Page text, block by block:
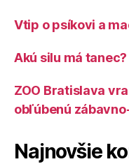
Vtip o psíkovi a
Akú silu má tanec?
ZOO Bratislava
obľúbenú
Najnovšie